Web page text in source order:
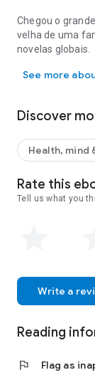
Chegou o
velha de uma
novelas globais.
See more
Discover
Health, mind
Rate this
Tell us what you
Write a
Reading
flag Flag as